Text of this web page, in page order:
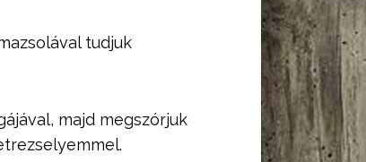
tudjuk
majd megszórjuk